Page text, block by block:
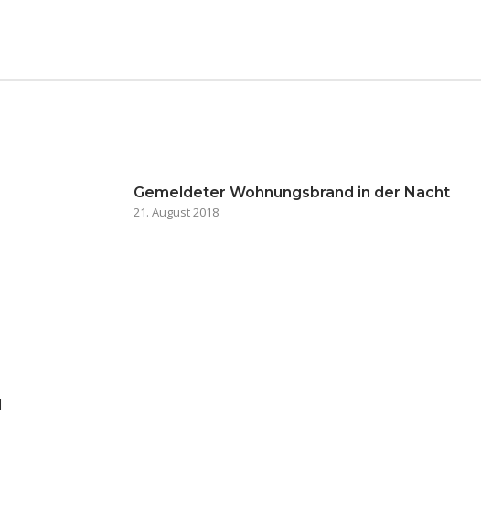
Gemeldeter Wohnungsbrand in der Nacht
21. August 2018